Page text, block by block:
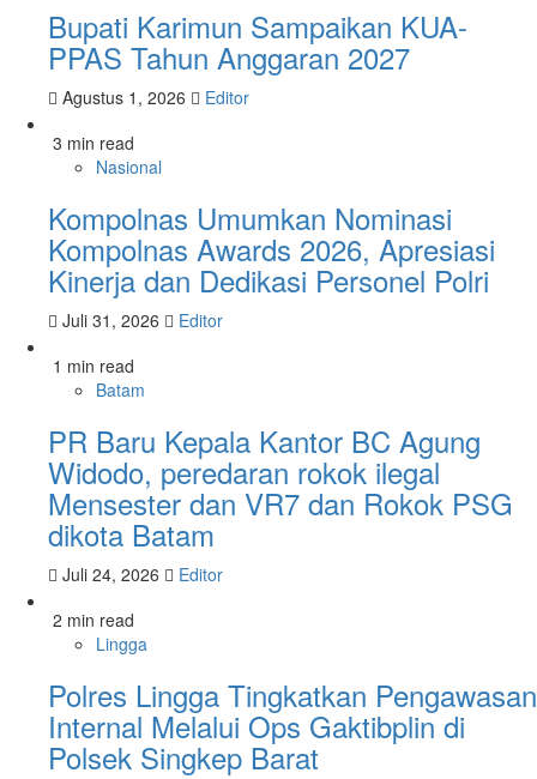
Bupati Karimun Sampaikan KUA-
PPAS Tahun Anggaran 2027
Agustus 1, 2026
Editor
3 min read
Nasional
Kompolnas Umumkan Nominasi
Kompolnas Awards 2026, Apresiasi
Kinerja dan Dedikasi Personel Polri
Juli 31, 2026
Editor
1 min read
Batam
PR Baru Kepala Kantor BC Agung
Widodo, peredaran rokok ilegal
Mensester dan VR7 dan Rokok PSG
dikota Batam
Juli 24, 2026
Editor
2 min read
Lingga
Polres Lingga Tingkatkan Pengawasan
Internal Melalui Ops Gaktibplin di
Polsek Singkep Barat